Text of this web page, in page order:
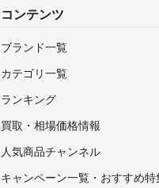
コンテンツ
ブランド一覧
カテゴリ一覧
ランキング
買取・相場価格情報
人気商品チャンネル
キャンペーン一覧・おすすめ特